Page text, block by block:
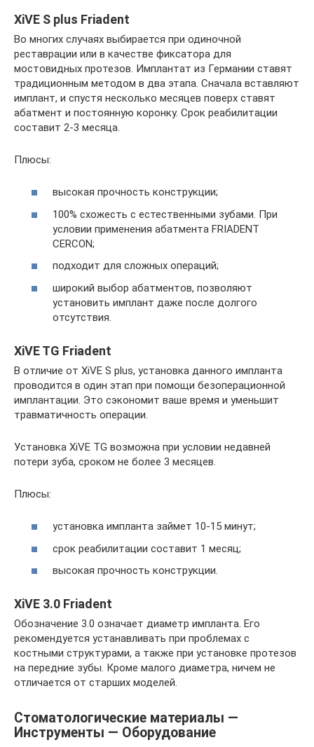
XiVE S plus Friadent
Во многих случаях выбирается при одиночной
реставрации или в качестве фиксатора для
мостовидных протезов. Имплантат из Германии ставят
традиционным методом в два этапа. Сначала вставляют
имплант, и спустя несколько месяцев поверх ставят
абатмент и постоянную коронку. Срок реабилитации
составит 2-3 месяца.
Плюсы:
высокая прочность конструкции;
100% схожесть с естественными зубами. При
условии применения абатмента FRIADENT
CERCON;
подходит для сложных операций;
широкий выбор абатментов, позволяют
установить имплант даже после долгого
отсутствия.
XiVE TG Friadent
В отличие от XiVE S plus, установка данного импланта
проводится в один этап при помощи безоперационной
имплантации. Это сэкономит ваше время и уменьшит
травматичность операции.
Установка XiVE TG возможна при условии недавней
потери зуба, сроком не более 3 месяцев.
Плюсы:
установка импланта займет 10-15 минут;
срок реабилитации составит 1 месяц;
высокая прочность конструкции.
XiVE 3.0 Friadent
Обозначение 3.0 означает диаметр импланта. Его
рекомендуется устанавливать при проблемах с
костными структурами, а также при установке протезов
на передние зубы. Кроме малого диаметра, ничем не
отличается от старших моделей.
Стоматологические материалы —
Инструменты — Оборудование